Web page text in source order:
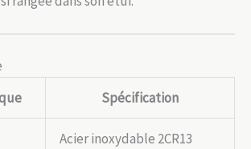
Spécification
Acier inoxydable 2CR13